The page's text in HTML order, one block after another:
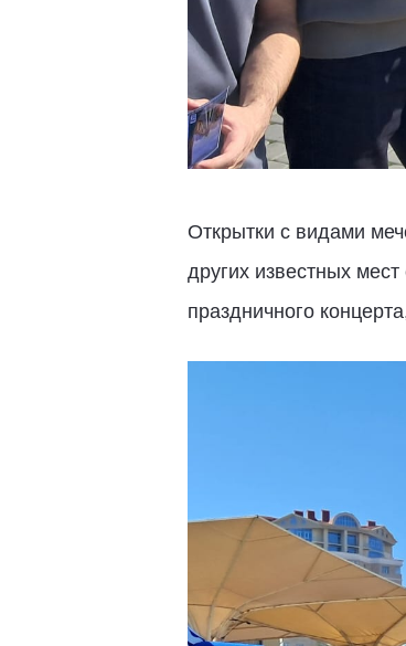
Открытки с видами
других известных
праздничного